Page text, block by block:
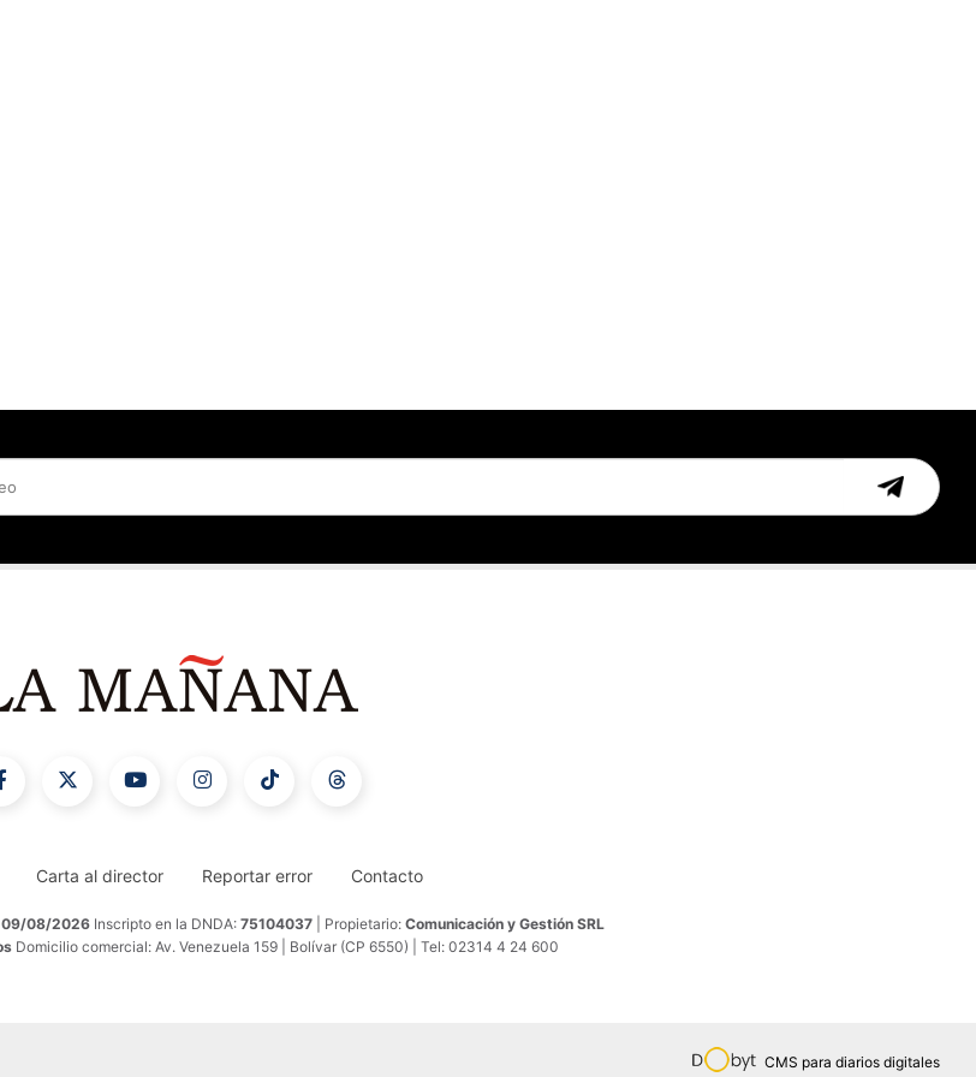
Carta al director Reportar error Contacto
09/08/2026 Inscripto en la DNDA: 75104037 | Propietario: Comunicación y Gestión SRL
Domicilio comercial: Av. Venezuela 159 | Bolívar (CP 6550) | Tel: 02314 4 24 600
CMS para diarios digitales